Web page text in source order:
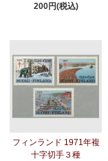
200円(税込)
フィンランド 1971年複
十字切手３種